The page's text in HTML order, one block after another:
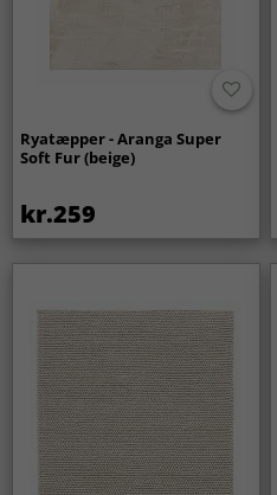
Ryatæpper - Aranga Super
Soft Fur (beige)
kr.259